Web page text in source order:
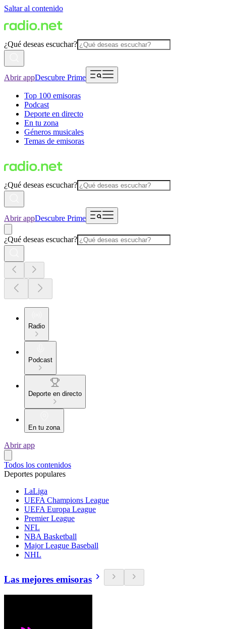
Saltar al contenido
¿Qué deseas escuchar?
Abrir appDescubre Prime
Top 100 emisoras
Podcast
Deporte en directo
En tu zona
Géneros musicales
Temas de emisoras
¿Qué deseas escuchar?
Abrir appDescubre Prime
¿Qué deseas escuchar?
Radio
Podcast
Deporte en directo
En tu zona
Abrir app
Todos los contenidos
Deportes populares
LaLiga
UEFA Champions League
UEFA Europa League
Premier League
NFL
NBA Basketball
Major League Baseball
NHL
Las mejores emisoras